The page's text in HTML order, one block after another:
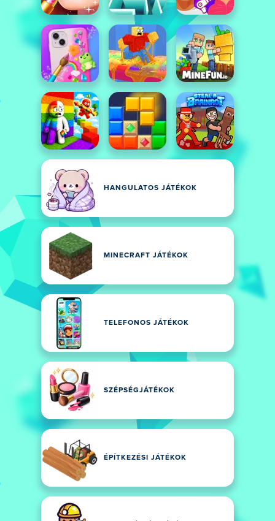
HANGULATOS JÁTÉKOK
MINECRAFT JÁTÉKOK
TELEFONOS JÁTÉKOK
SZÉPSÉGJÁTÉKOK
ÉPÍTKEZÉSI JÁTÉKOK